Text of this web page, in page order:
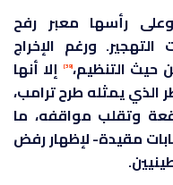
رأسها معبر رفح
ورغم الإخراج
حيث التنظيم،[39]
إلا أنها
الذي يمثله طرح ترامب،
وتقلب مواقفه، ما
مقيدة- لإظهار رفض